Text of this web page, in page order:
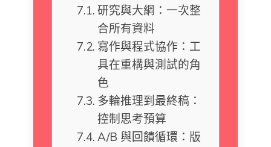
研究與大綱：一次整
合所有資料
寫作與程式協作：工
具在重構與測試的角
色
多輪推理到最終稿：
控制思考預算
A/B 與回饋循環：版